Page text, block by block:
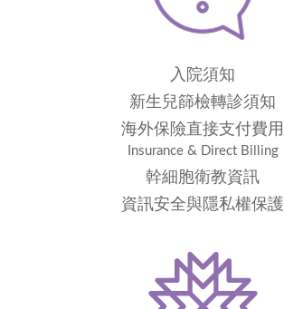
入院須知
新生兒篩檢轉診須知
海外保險直接支付費用
Insurance & Direct Billing
幹細胞衛教資訊
資訊安全與隱私權保護